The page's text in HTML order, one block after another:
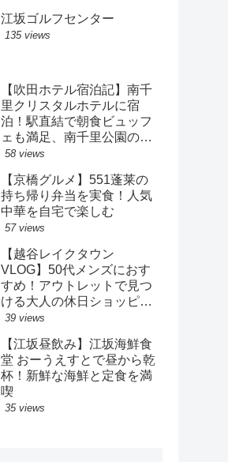
江坂ゴルフセンター
135 views
【吹田ホテル宿泊記】南千
里クリスタルホテルに宿
泊！駅直結で朝食ビュッフ
ェも満足、南千里公園の散
策も楽しめるホテル
58 views
【京橋グルメ】551蓬莱の
持ち帰り弁当を実食！人気
中華を自宅で楽しむ
57 views
【越谷レイクタウン
VLOG】50代メンズにおす
すめ！アウトレットで見つ
ける大人の休日ショッピン
グ
39 views
【江坂昼飲み】江坂海鮮食
堂 おーうえすとで昼から乾
杯！新鮮な海鮮と定食を満
喫
35 views